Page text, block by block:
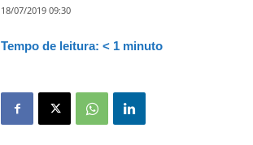
18/07/2019 09:30
Tempo de leitura: < 1 minuto